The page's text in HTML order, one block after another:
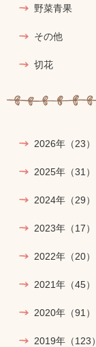
野菜青果
その他
切花
2026年 （23）
2025年 （31）
2024年 （29）
2023年 （17）
2022年 （20）
2021年 （45）
2020年 （91）
2019年 （123）